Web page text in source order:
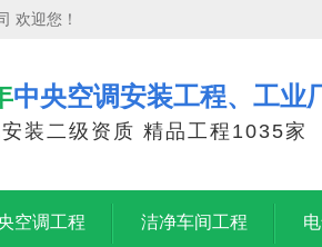
欢迎您！
中央空调安装工程、工业
装二级资质 精品工程1035家
空调工程 洁净车间工程